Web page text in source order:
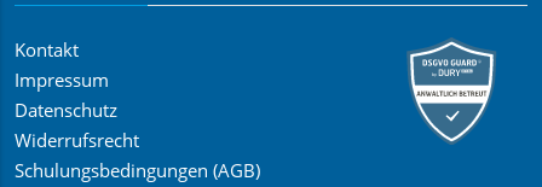
Kontakt
Impressum
Datenschutz
Widerrufsrecht
Schulungsbedingungen (AGB)